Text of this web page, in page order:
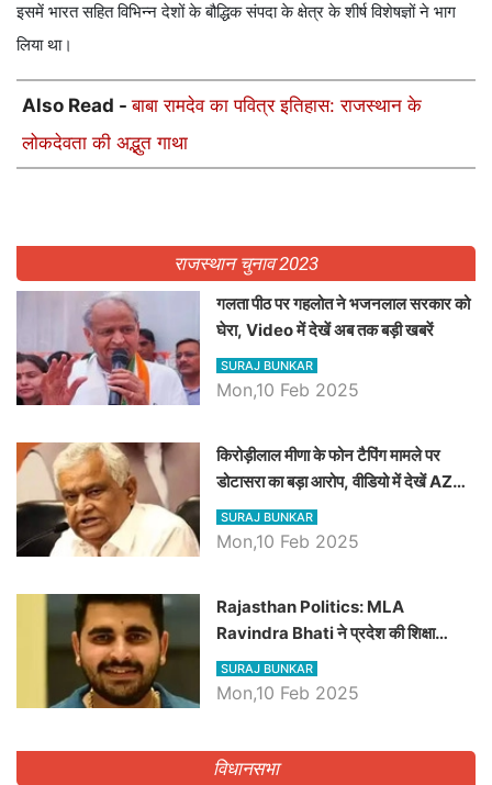
इसमें भारत सहित विभिन्न देशों के बौद्धिक संपदा के क्षेत्र के शीर्ष विशेषज्ञों ने भाग
लिया था।
Also Read -बाबा रामदेव का पवित्र इतिहास: राजस्थान के
लोकदेवता की अद्भुत गाथा
राजस्थान चुनाव 2023
गलता पीठ पर गहलोत ने भजनलाल सरकार को
घेरा, Video में देखें अब तक बड़ी खबरें
SURAJ BUNKAR
Mon,10 Feb 2025
किरोड़ीलाल मीणा के फोन टैपिंग मामले पर
डोटासरा का बड़ा आरोप, वीडियो में देखें AZ
बड़ी खबरें
SURAJ BUNKAR
Mon,10 Feb 2025
Rajasthan Politics: MLA
Ravindra Bhati ने प्रदेश की शिक्षा
व्यवस्था पर उठाए सवाल, Madan
Dilawar पर हमला करते हुए गिनवाये खाली
SURAJ BUNKAR
Mon,10 Feb 2025
विधानसभा